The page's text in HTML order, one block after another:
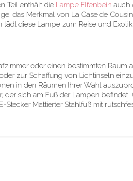
Teil enthält die Lampe Elfenbein auch
das Merkmal von La Case de
diese Lampe zum Reise und Exotik
oder einen bestimmten Raum
zur Schaffung von Lichtinseln
in den Räumen Ihrer Wahl
sich am Fuß der Lampen befindet.
Mattierter Stahlfuß mit